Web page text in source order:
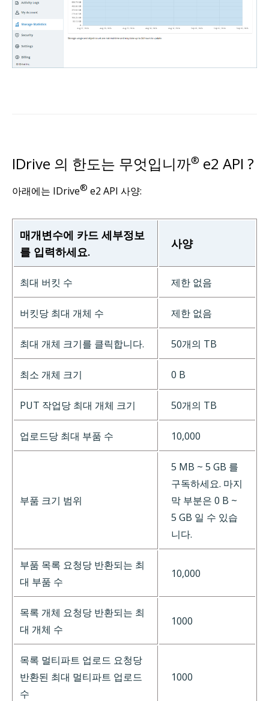
IDrive 의 한도는 무엇입니까® e2 API ?
아래에는 IDrive® e2 API 사양:
매개변수에 카드 세부정보
를 입력하세요.
사양
최대 버킷 수 제한 없음
버킷당 최대 개체 수 제한 없음
최대 개체 크기를 클릭합니다. 50개의 TB
최소 개체 크기 0 B
PUT 작업당 최대 개체 크기 50개의 TB
업로드당 최대 부품 수 10,000
부품 크기 범위
5 MB ~ 5 GB 를
구독하세요. 마지
막 부분은 0 B ~
5 GB 일 수 있습
니다.
부품 목록 요청당 반환되는 최
대 부품 수
10,000
목록 개체 요청당 반환되는 최
대 개체 수
1000
목록 멀티파트 업로드 요청당
반환된 최대 멀티파트 업로드
수
1000